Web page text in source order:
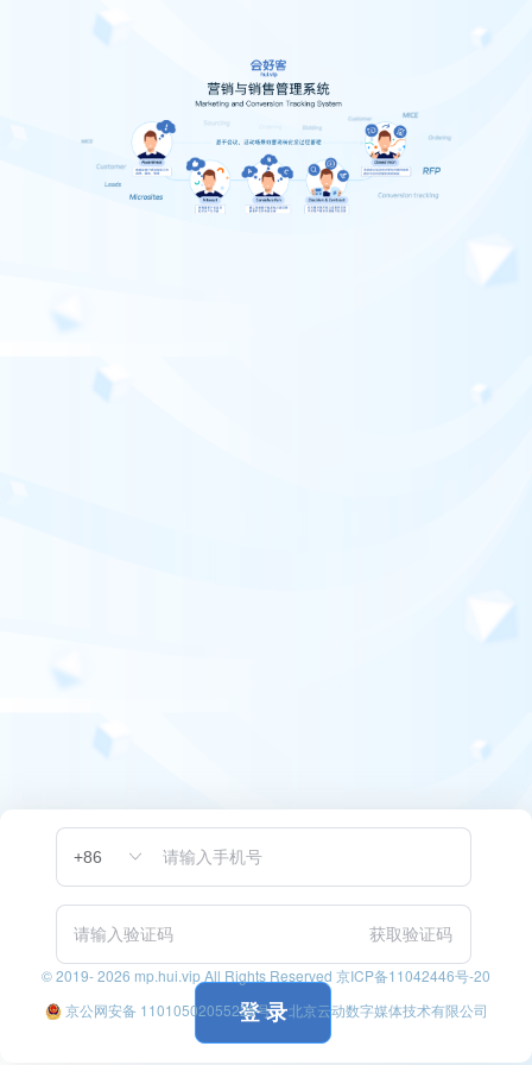
获取验证码
登 录
© 2019- 2026 mp.hui.vip All Rights Reserved 京ICP备11042446号-20
京公网安备 11010502055225号北京云动数字媒体技术有限公司